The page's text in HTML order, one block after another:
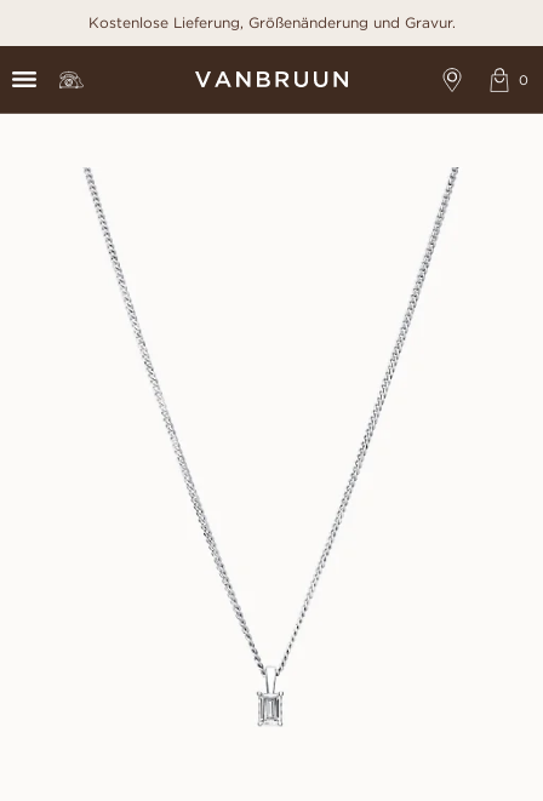
Kostenlose Lieferung, Größenänderung und Gravur.